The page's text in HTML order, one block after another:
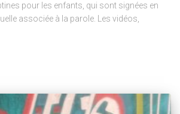
pour les enfants, qui sont signées en
associée à la parole. Les vidéos,